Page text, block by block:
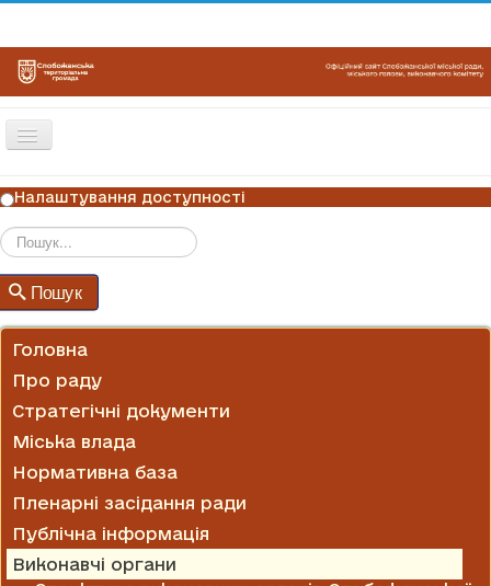
Перемикач
ГОЛОВНА
НОВИНИ
ОГОЛОШЕННЯ
ГРАФІКИ ПРИЙОМУ
Налаштування доступності
Пошук
Головна
Про раду
Стратегічні документи
Міська влада
Нормативна база
Пленарні засідання ради
Публічна інформація
Виконавчі органи